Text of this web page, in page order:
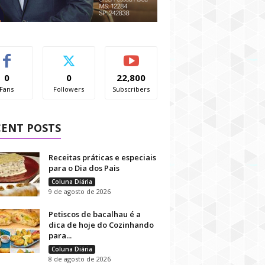
0
Fans
0
Followers
22,800
Subscribers
POSTS
Receitas práticas e especiais
para o Dia dos Pais
Coluna Diária
9 de agosto de 2026
Petiscos de bacalhau é a
dica de hoje do Cozinhando
para...
Coluna Diária
8 de agosto de 2026